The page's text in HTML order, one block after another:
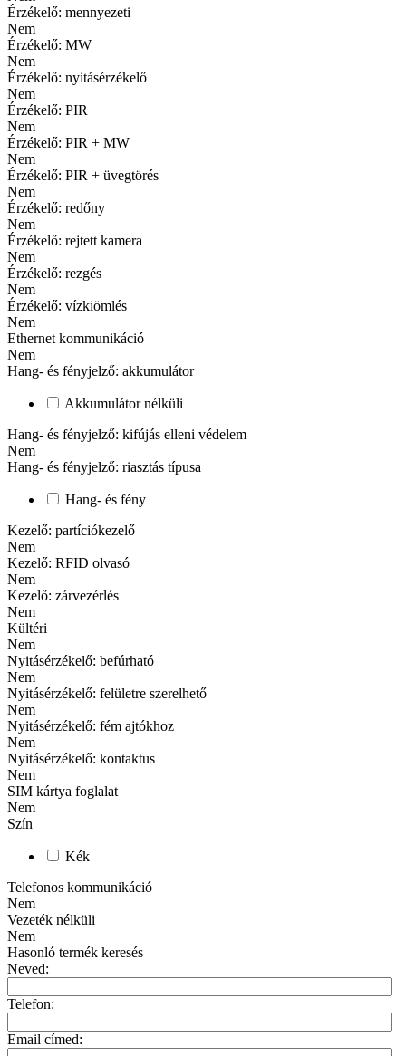
Érzékelő: mennyezeti
Nem
Érzékelő: MW
Nem
Érzékelő: nyitásérzékelő
Nem
Érzékelő: PIR
Nem
Érzékelő: PIR + MW
Nem
Érzékelő: PIR + üvegtörés
Nem
Érzékelő: redőny
Nem
Érzékelő: rejtett kamera
Nem
Érzékelő: rezgés
Nem
Érzékelő: vízkiömlés
Nem
Ethernet kommunikáció
Nem
Hang- és fényjelző: akkumulátor
Akkumulátor nélküli
Hang- és fényjelző: kifújás elleni védelem
Nem
Hang- és fényjelző: riasztás típusa
Hang- és fény
Kezelő: partíciókezelő
Nem
Kezelő: RFID olvasó
Nem
Kezelő: zárvezérlés
Nem
Kültéri
Nem
Nyitásérzékelő: befúrható
Nem
Nyitásérzékelő: felületre szerelhető
Nem
Nyitásérzékelő: fém ajtókhoz
Nem
Nyitásérzékelő: kontaktus
Nem
SIM kártya foglalat
Nem
Szín
Kék
Telefonos kommunikáció
Nem
Vezeték nélküli
Nem
Hasonló termék keresés
Neved:
Telefon:
Email címed: